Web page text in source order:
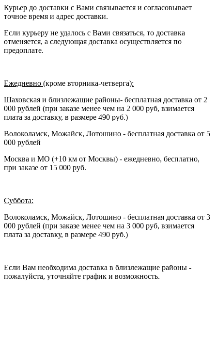
Курьер до доставки с Вами связывается и согласовывает
точное время и адрес доставки.
Если курьеру не удалось с Вами связаться, то доставка
отменяется, а следующая доставка осуществляется по
предоплате.
Ежедневно (кроме вторника-четверга):
Шаховская и близлежащие районы- бесплатная доставка от 2
000 рублей (при заказе менее чем на 2 000 руб, взимается
плата за доставку, в размере 490 руб.)
Волоколамск, Можайск, Лотошино - бесплатная доставка от 5
000 рублей
Москва и МО (+10 км от Москвы) - ежедневно, бесплатно,
при заказе от 15 000 руб.
Суббота:
Волоколамск, Можайск, Лотошино - бесплатная доставка от 3
000 рублей (при заказе менее чем на 3 000 руб, взимается
плата за доставку, в размере 490 руб.)
Если Вам необходима доставка в близлежащие районы -
пожалуйста, уточняйте график и возможность.